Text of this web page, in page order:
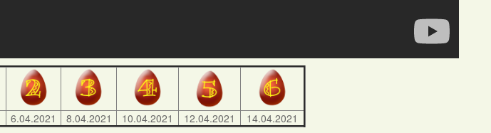
6.04.2021 8.04.2021 10.04.2021 12.04.2021 14.04.2021